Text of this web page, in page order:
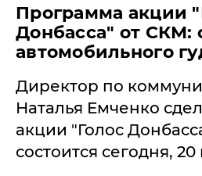
Программа акции
Донбасса" от СКМ:
автомобильного
Директор по
Наталья Емченко
акции "Голос
состоится сегодня, 20